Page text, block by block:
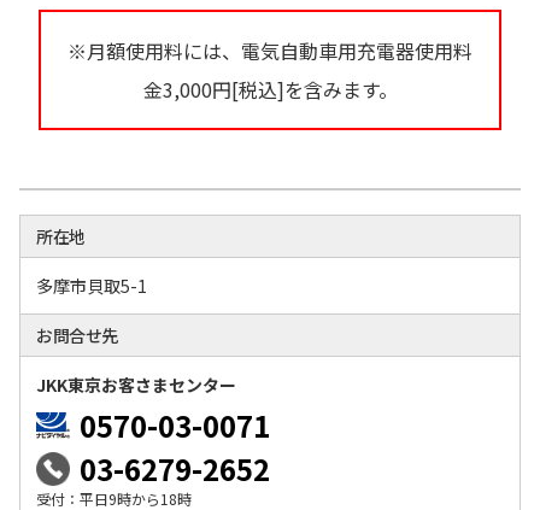
※月額使用料には、電気自動車用充電器使用料
金3,000円[税込]を含みます。
所在地
多摩市貝取5-1
お問合せ先
JKK東京お客さまセンター
0570-03-0071
03-6279-2652
受付：平日9時から18時